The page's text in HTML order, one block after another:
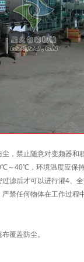
，禁止随意对变频器和
～40℃，环境温度应
滤后才可以进行灌4、
禁任何物体在工作过程
覆盖防尘。